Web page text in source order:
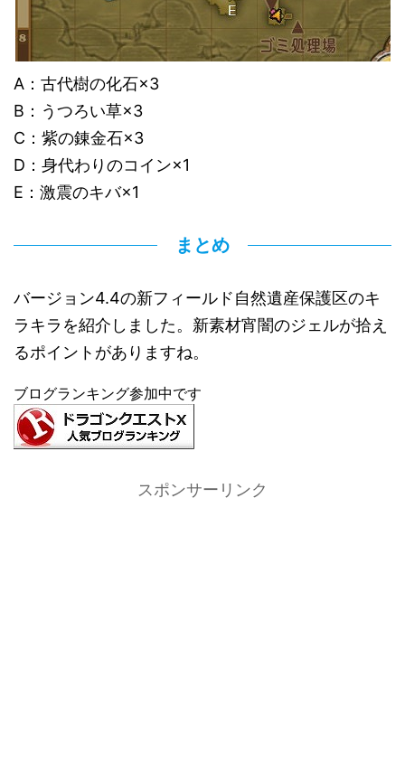
A：古代樹の化石×3
B：うつろい草×3
C：紫の錬金石×3
D：身代わりのコイン×1
E：激震のキバ×1
まとめ
バージョン4.4の新フィールド自然遺産保護区のキ
ラキラを紹介しました。新素材宵闇のジェルが拾え
るポイントがありますね。
ブログランキング参加中です
スポンサーリンク